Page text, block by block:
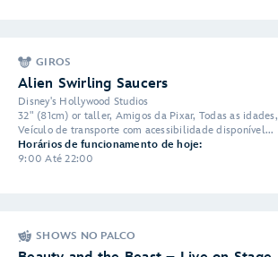
GIROS
Alien Swirling Saucers
Disney's Hollywood Studios
32" (81cm) or taller, Amigos da Pixar, Todas as idades,
Veículo de transporte com acessibilidade disponível...
Horários de funcionamento de hoje:
9:00 Até 22:00
SHOWS NO PALCO